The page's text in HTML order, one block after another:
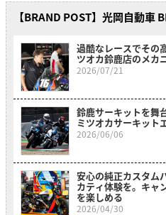
【BRAND POST】光岡自動車
過酷なレースでその
ツオカ鈴鹿店のメカ
2026/07/21
鈴鹿サーキットを舞
ミツオカサーキット
2026/06/06
安心の純正カスタム
カティ体験を。キャ
を楽しめる
2026/04/30